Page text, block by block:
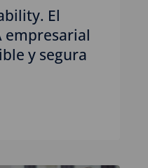
El
empresarial
y segura